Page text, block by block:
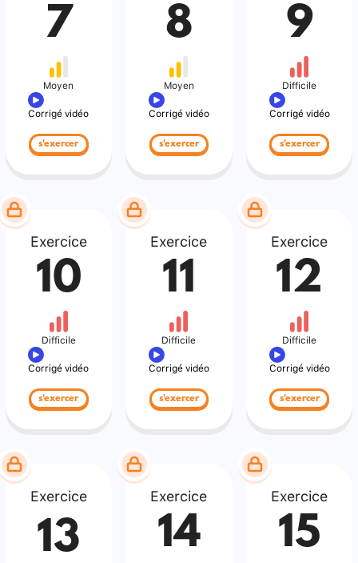
7
Moyen
Corrigé vidéo
s'exercer
8
Moyen
Corrigé vidéo
s'exercer
9
Difficile
Corrigé vidéo
s'exercer
Exercice
10
Difficile
Corrigé vidéo
s'exercer
Exercice
11
Difficile
Corrigé vidéo
s'exercer
Exercice
12
Difficile
Corrigé vidéo
s'exercer
Exercice
13
Exercice
14
Exercice
15